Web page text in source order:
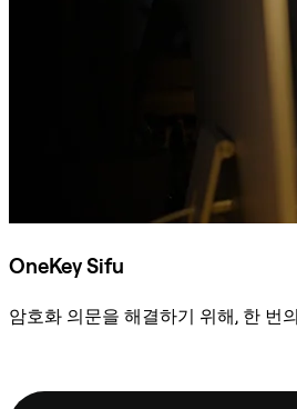
OneKey Sifu
암호화 의문을 해결하기 위해, 한 번